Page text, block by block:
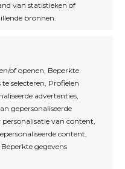
van statistieken of
bronnen.
of openen, Beperkte
selecteren, Profielen
advertenties,
gepersonaliseerde
van content,
content,
gegevens
acties?